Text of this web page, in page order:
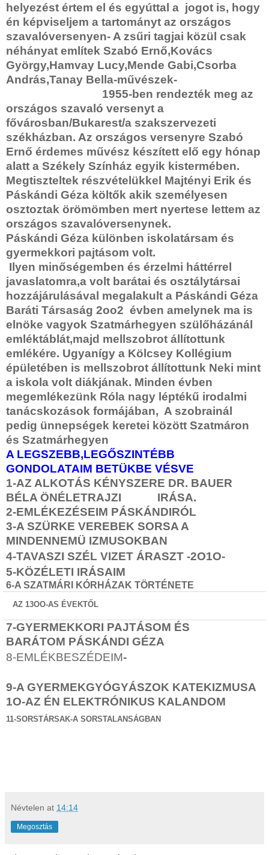
helyezést értem el és egyúttal a jogot is, hogy
én képviseljem a tartományt az országos
szavalóversenyen- A zsűri tagjai közül csak
néhányat említek Szabó Ernő,Kovács
György,Hamvay Lucy,Mende Gabi,Csorba
András,Tanay Bella-művészek-
1955-ben rendezték meg az
országos szavaló versenyt a
fővárosban/Bukarest/a szakszervezeti
székházban. Az országos versenyre Szabó
Ernő érdemes művész készített elő egy hónap
alatt a Székely Színház egyik kistermében.
Megtiszteltek részvételükkel Majtényi Erik és
Páskándi Géza költők akik személyesen
osztoztak örömömben mert nyertese lettem az
országos szavalóversenynek.
Páskándi Géza különben iskolatársam és
gyermekkori pajtásom volt.
Ilyen minőségemben és érzelmi háttérrel
javaslatomra,a volt barátai és osztálytársai
hozzájárulásával megalakult a Páskándi Géza
Baráti Társaság 2oo2 évben amelynek ma is
elnöke vagyok Szatmárhegyen szülőházánál
emléktáblát,majd mellszobrot állítottunk
emlékére. Ugyanígy a Kölcsey Kollégium
épületében is mellszobrot állítottunk Neki mint
a iskola volt diákjának. Minden évben
megemlékezünk Róla nagy léptékű irodalmi
tanácskozások formájában, A szobrainál
pedig ünnepségek keretei között Szatmáron
és Szatmárhegyen
A LEGSZEBB,LEGŐSZINTÉBB
GONDOLATAIM BETÜKBE VÉSVE
1-AZ ALKOTÁS KÉNYSZERE DR. BAUER
BÉLA ÖNÉLETRAJZI IRÁSA.
2-EMLÉKEZÉSEIM PÁSKÁNDIRÓL
3-A SZÜRKE VEREBEK SORSA A
MINDENNEMÜ IZMUSOKBAN
4-TAVASZI SZÉL VIZET ÁRASZT -2O1O-
5-KÖZÉLETI IRÁSAIM
6-A SZATMÁRI KÓRHÁZAK TÖRTÉNETE
AZ 13OO-AS ÉVEKTŐL
7-GYERMEKKORI PAJTÁSOM ÉS
BARÁTOM PÁSKÁNDI GÉZA
8-EMLÉKBESZÉDEIM-
9-A GYERMEKGYÓGYÁSZOK KATEKIZMUSA
1O-AZ ÉN ELEKTRÓNIKUS KALANDOM
11-SORSTÁRSAK-A SORSTALANSÁGBAN
Névtelen at 14:14
Megosztás